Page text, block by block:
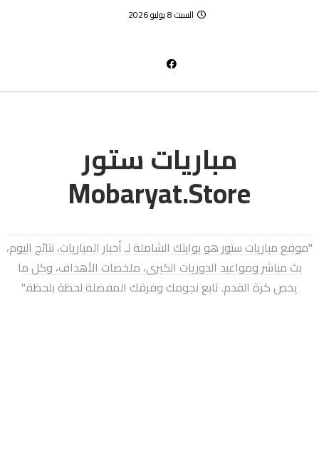
السبت 8 يوليو 2026
مباريات ستور
Mobaryat.Store
"موقع مباريات ستور هو بوابتك الشاملة لـ أخبار المباريات، نتائج اليوم،
بث مباشر ومواعيد الدوريات الكبرى، ملخصات الأهداف، وكل ما
يخص كرة القدم. تابع نجومك وفرقك المفضلة لحظة بلحظة."